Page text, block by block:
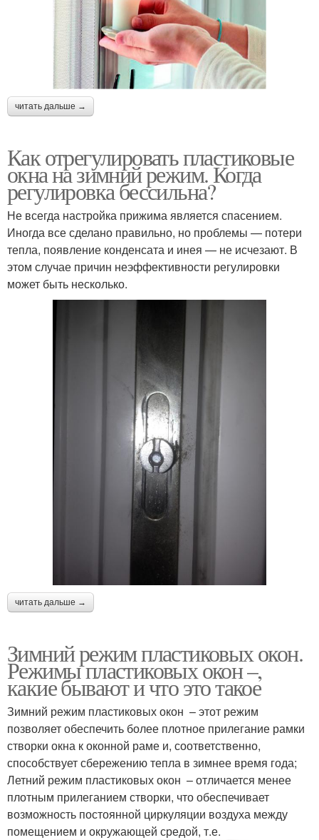
читать дальше →
Как отрегулировать пластиковые
окна на зимний режим. Когда
регулировка бессильна?
Не всегда настройка прижима является спасением.
Иногда все сделано правильно, но проблемы — потери
тепла, появление конденсата и инея — не исчезают. В
этом случае причин неэффективности регулировки
может быть несколько.
читать дальше →
Зимний режим пластиковых окон.
Режимы пластиковых окон –,
какие бывают и что это такое
Зимний режим пластиковых окон – этот режим
позволяет обеспечить более плотное прилегание рамки
створки окна к оконной раме и, соответственно,
способствует сбережению тепла в зимнее время года;
Летний режим пластиковых окон – отличается менее
плотным прилеганием створки, что обеспечивает
возможность постоянной циркуляции воздуха между
помещением и окружающей средой, т.е.